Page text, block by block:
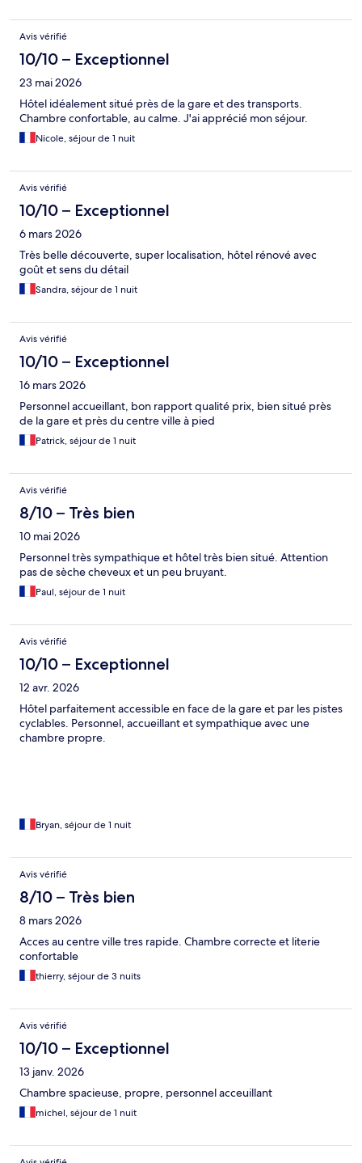
Avis vérifié
10/10 – Exceptionnel
23 mai 2026
Hôtel idéalement situé près de la gare et des transports.
Chambre confortable, au calme. J'ai apprécié mon séjour.
Nicole, séjour de 1 nuit
Avis vérifié
10/10 – Exceptionnel
6 mars 2026
Très belle découverte, super localisation, hôtel rénové avec
goût et sens du détail
Sandra, séjour de 1 nuit
Avis vérifié
10/10 – Exceptionnel
16 mars 2026
Personnel accueillant, bon rapport qualité prix, bien situé près
de la gare et près du centre ville à pied
Patrick, séjour de 1 nuit
Avis vérifié
8/10 – Très bien
10 mai 2026
Personnel très sympathique et hôtel très bien situé. Attention
pas de sèche cheveux et un peu bruyant.
Paul, séjour de 1 nuit
Avis vérifié
10/10 – Exceptionnel
12 avr. 2026
Hôtel parfaitement accessible en face de la gare et par les pistes
cyclables. Personnel, accueillant et sympathique avec une
chambre propre.
Bryan, séjour de 1 nuit
Avis vérifié
8/10 – Très bien
8 mars 2026
Acces au centre ville tres rapide. Chambre correcte et literie
confortable
thierry, séjour de 3 nuits
Avis vérifié
10/10 – Exceptionnel
13 janv. 2026
Chambre spacieuse, propre, personnel acceuillant
michel, séjour de 1 nuit